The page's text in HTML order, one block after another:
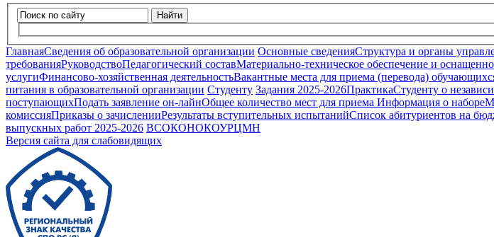
Найти
ГлавнаяСведения об образовательной организации Основные сведенияСтруктура и органы
требованияРуководствоПедагогический составМатериально-техническое обеспечение и
услугиФинансово-хозяйственная деятельностьВакантные места для приема (перевода)
питания в образовательной организации Студенту Задания 2025-2026ПрактикаСтуденту о
поступающихПодать заявление он-лайнОбщее количество мест для приема Информация о наборе
комиссияПриказы о зачисленииРезультаты вступительных испытанийСписок абитуриентов на
выпускных работ 2025-2026 ВСОКОНОКОУРЦМН
Версия сайта для слабовидящих